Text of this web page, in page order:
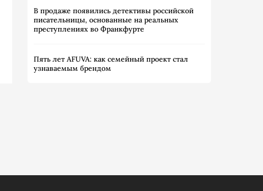
В продаже появились детективы российской
писательницы, основанные на реальных
преступлениях во Франкфурте
Пять лет AFUVA: как семейный проект стал
узнаваемым брендом